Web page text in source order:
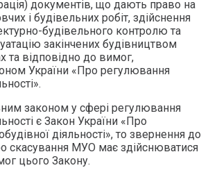
документів, що дають право на
і будівельних робіт, здійснення
будівельного контролю та
закінчених будівництвом
та відповідно до вимог,
України «Про регулювання
законом у сфері регулювання
є Закон України «Про
діяльності», то звернення до
скасування МУО має здійснюватися
цього Закону.